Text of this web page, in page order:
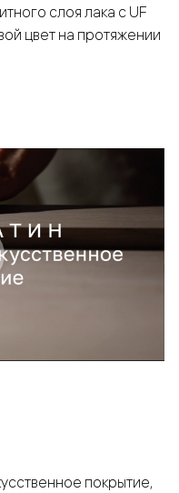
слоя лака с UF
цвет на протяжении
покрытие,